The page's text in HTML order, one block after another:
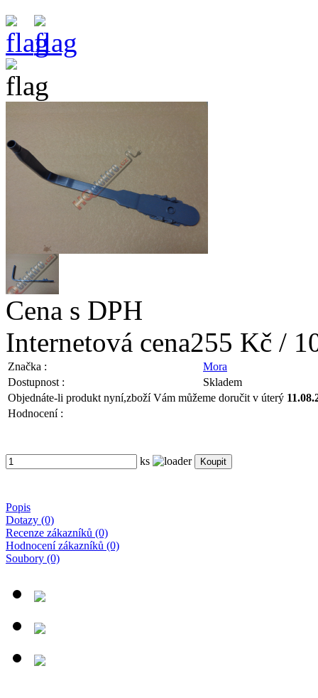
Cena s DPH
Internetová cena255 Kč /
Značka :
Mora
Dostupnost :
Skladem
Objednáte-li produkt nyní,zboží Vám můžeme doručit v úterý
Hodnocení :
ks
Popis
Dotazy (0)
Recenze zákazníků (0)
Hodnocení zákazníků (0)
Soubory (0)